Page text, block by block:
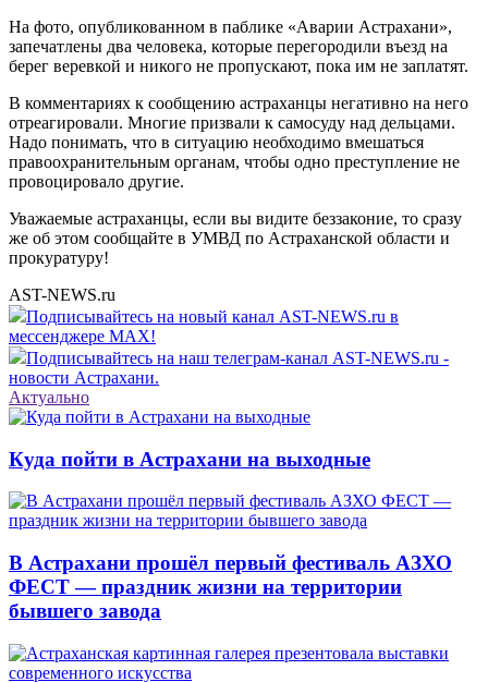
На фото, опубликованном в паблике «Аварии Астрахани»,
запечатлены два человека, которые перегородили въезд на
берег веревкой и никого не пропускают, пока им не заплатят.
В комментариях к сообщению астраханцы негативно на него
отреагировали. Многие призвали к самосуду над дельцами.
Надо понимать, что в ситуацию необходимо вмешаться
правоохранительным органам, чтобы одно преступление не
провоцировало другие.
Уважаемые астраханцы, если вы видите беззаконие, то сразу
же об этом сообщайте в УМВД по Астраханской области и
прокуратуру!
AST-NEWS.ru
Подписывайтесь на новый канал AST-NEWS.ru в
мессенджере MAX!
Подписывайтесь на наш телеграм-канал AST-NEWS.ru -
новости Астрахани.
Актуально
Куда пойти в Астрахани на выходные
В Астрахани прошёл первый фестиваль АЗХО
ФЕСТ — праздник жизни на территории
бывшего завода